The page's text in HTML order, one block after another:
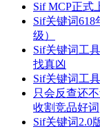
Sif MCP正式
Sif关键词
级）
Sif关键词工
找真凶
Sif关键词工
只会反查还
收割竞品好词
Sif关键词2.0